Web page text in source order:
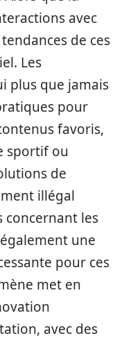
avec
de ces
Les
plus que jamais
pour
favoris,
sportif ou
de
illégal
concernant les
une
pour ces
met en
avec des